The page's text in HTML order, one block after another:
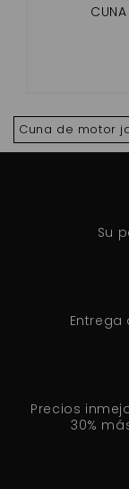
Cuna de motor
Su
Entrega
Precios
30%